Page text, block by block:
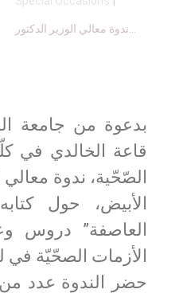
بدعوة من جامعة
قاعة الخالدي في
الصّحّية، ندوة
الأبيض، حول
العاصفة” دروس
الأزمات الصحّيّة في
حضر الندوة عدد